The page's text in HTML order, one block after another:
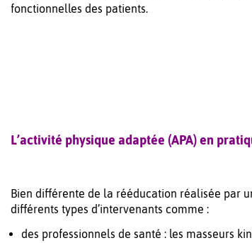
fonctionnelles des patients.
L’activité physique adaptée (APA) en
Bien différente de la rééducation réalisée par
différents types d’intervenants comme :
des professionnels de santé : les masseurs